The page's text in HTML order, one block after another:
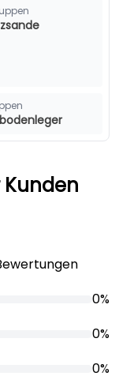
Kunden
0%
0%
0%